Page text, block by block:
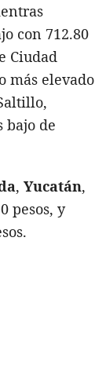
con 712.80
Ciudad
más elevado
bajo de
, Yucatán,
pesos, y